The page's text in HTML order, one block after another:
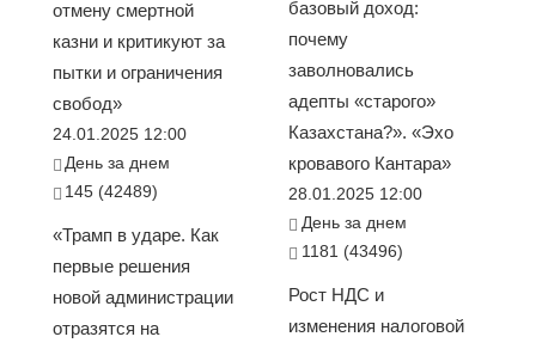
отмену смертной
казни и критикуют за
пытки и ограничения
свобод»
24.01.2025 12:00
День за днем
145 (42489)
«Трамп в ударе. Как
первые решения
новой администрации
отразятся на
базовый доход:
почему
заволновались
адепты «старого»
Казахстана?». «Эхо
кровавого Кантара»
28.01.2025 12:00
День за днем
1181 (43496)
Рост НДС и
изменения налоговой